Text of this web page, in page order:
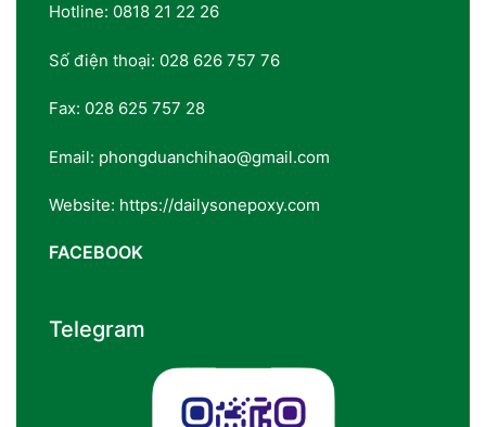
Hotline: 0818 21 22 26
Số điện thoại: 028 626 757 76
Fax: 028 625 757 28
Email: phongduanchihao@gmail.com
Website: https://dailysonepoxy.com
FACEBOOK
Telegram